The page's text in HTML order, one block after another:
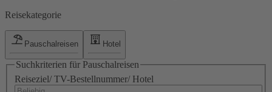
Reisekategorie
Pauschalreisen Hotel
Suchkriterien für Pauschalreisen
Reiseziel/ TV-Bestellnummer/ Hotel